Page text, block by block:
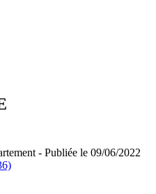
- Publiée le 09/06/2022